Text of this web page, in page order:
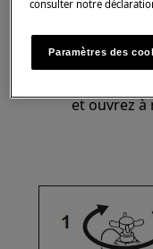
Fermez le
et ouvrez à
consulter notre
Paramètres des